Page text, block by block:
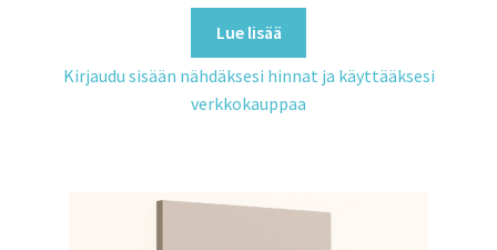
Lue lisää
Kirjaudu sisään nähdäksesi hinnat ja käyttääksesi
verkkokauppaa